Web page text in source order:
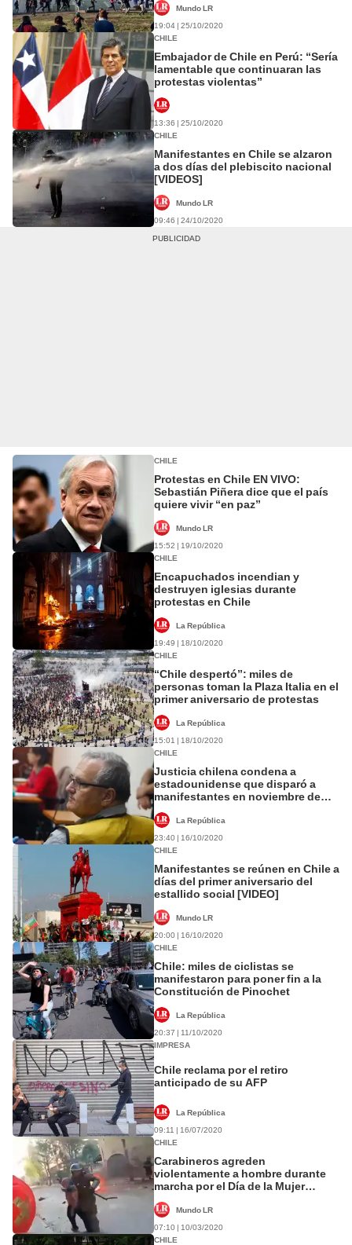
Mundo LR
19:04 | 25/10/2020
CHILE
Embajador de Chile en Perú: “Sería
lamentable que continuaran las
protestas violentas”
13:36 | 25/10/2020
CHILE
Manifestantes en Chile se alzaron
a dos días del plebiscito nacional
[VIDEOS]
Mundo LR
09:46 | 24/10/2020
CHILE
Protestas en Chile EN VIVO:
Sebastián Piñera dice que el país
quiere vivir “en paz”
Mundo LR
15:52 | 19/10/2020
CHILE
Encapuchados incendian y
destruyen iglesias durante
protestas en Chile
La República
19:49 | 18/10/2020
CHILE
“Chile despertó”: miles de
personas toman la Plaza Italia en el
primer aniversario de protestas
La República
15:01 | 18/10/2020
CHILE
Justicia chilena condena a
estadounidense que disparó a
manifestantes en noviembre de
La República
23:40 | 16/10/2020
CHILE
Manifestantes se reúnen en Chile a
días del primer aniversario del
estallido social [VIDEO]
Mundo LR
20:00 | 16/10/2020
CHILE
Chile: miles de ciclistas se
manifestaron para poner fin a la
Constitución de Pinochet
La República
20:37 | 11/10/2020
IMPRESA
Chile reclama por el retiro
anticipado de su AFP
La República
09:11 | 16/07/2020
CHILE
Carabineros agreden
violentamente a hombre durante
marcha por el Día de la Mujer
Mundo LR
07:10 | 10/03/2020
CHILE